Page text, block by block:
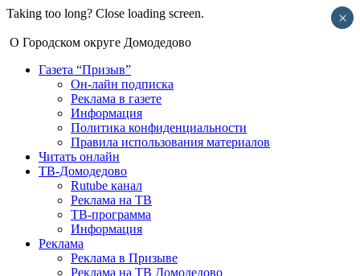
Taking too long? Close loading screen.
О Городском округе Домодедово
Газета “Призыв”
Он-лайн подписка
Реклама в газете
Информация
Политика конфиденциальности
Правила использования материалов
Читать онлайн
ТВ-Домодедово
Rutube канал
Реклама на ТВ
ТВ-программа
Информация
Реклама
Реклама в Призыве
Реклама на ТВ Домодедово
×